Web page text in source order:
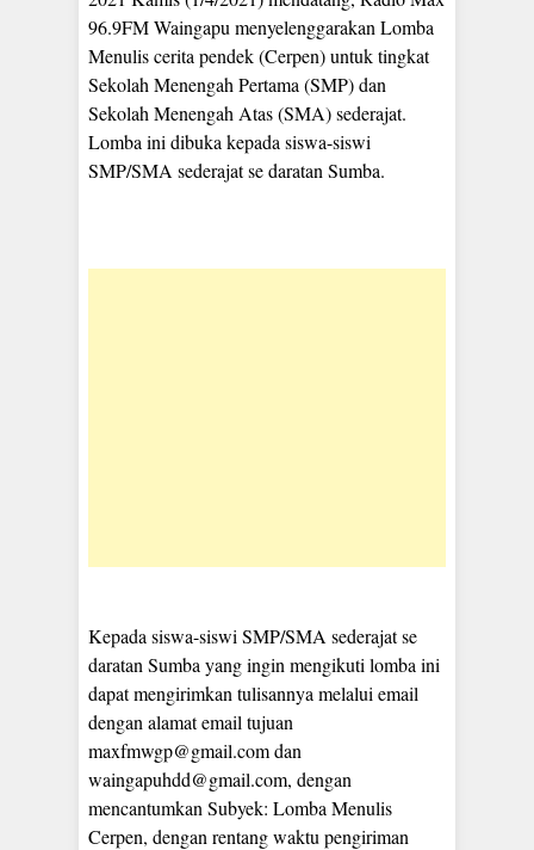
96.9FM Waingapu menyelenggarakan Lomba
Menulis cerita pendek (Cerpen) untuk tingkat
Sekolah Menengah Pertama (SMP) dan
Sekolah Menengah Atas (SMA) sederajat.
Lomba ini dibuka kepada siswa-siswi
SMP/SMA sederajat se daratan Sumba.
Kepada siswa-siswi SMP/SMA sederajat se
daratan Sumba yang ingin mengikuti lomba ini
dapat mengirimkan tulisannya melalui email
dengan alamat email tujuan
maxfmwgp@gmail.com dan
waingapuhdd@gmail.com, dengan
mencantumkan Subyek: Lomba Menulis
Cerpen, dengan rentang waktu pengiriman